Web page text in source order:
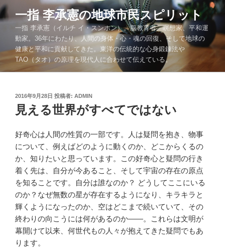
コ
ン
ツ
一指 李承憲の地球市民スピリット
一指 李承憲（イルチ イ・スンホン）。脳教育者、瞑想家、平和運
動家。36年にわたり、人間の身体・心・魂の回復、そして地球の
健康と平和に貢献してきた。東洋の伝統的な心身鍛錬法や
TAO（タオ）の原理を現代人に合わせて伝えている。
投
稿
日:
2016年9月28日 投稿者: ADMIN
見える世界がすべてではない
好奇心は人間の性質の一部です。人は疑問を抱き、物事
について、例えばどのように動くのか、どこからくるの
か、知りたいと思っています。この好奇心と疑問の行き
着く先は、自分が今あること、そして宇宙の存在の原点
を知ることです。自分は誰なのか？ どうしてここにいる
のか？なぜ無数の星が存在するようになり、キラキラと
輝くようになったのか、空はどこまで続いていて、その
終わりの向こうには何があるのか――。これらは文明が
幕開けて以来、何世代もの人々が抱えてきた疑問でもあ
ります。